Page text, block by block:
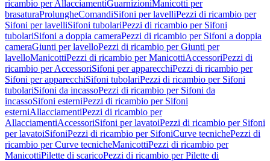
ricambio per AllacciamentiGuarnizioniManicotti per
brasaturaProlungheComandiSifoni per lavelliPezzi di ricambio per
Sifoni per lavelliSifoni tubolariPezzi di ricambio per Sifoni
tubolariSifoni a doppia cameraPezzi di ricambio per Sifoni a doppia
cameraGiunti per lavelloPezzi di ricambio per Giunti per
lavelloManicottiPezzi di ricambio per ManicottiAccessoriPezzi di
ricambio per AccessoriSifoni per apparecchiPezzi di ricambio per
Sifoni per apparecchiSifoni tubolariPezzi di ricambio per Sifoni
tubolariSifoni da incassoPezzi di ricambio per Sifoni da
incassoSifoni esterniPezzi di ricambio per Sifoni
esterniAllacciamentiPezzi di ricambio per
AllacciamentiAccessoriSifoni per lavatoiPezzi di ricambio per Sifoni
per lavatoiSifoniPezzi di ricambio per SifoniCurve tecnichePezzi di
ricambio per Curve tecnicheManicottiPezzi di ricambio per
ManicottiPilette di scaricoPezzi di ricambio per Pilette di